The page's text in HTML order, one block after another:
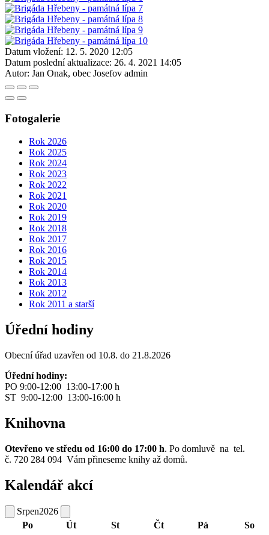
Datum vložení: 12. 5. 2020 12:05
Datum poslední aktualizace: 26. 4. 2021 14:05
Autor: Jan Onak, obec Josefov admin
Fotogalerie
Rok 2026
Rok 2025
Rok 2024
Rok 2023
Rok 2022
Rok 2021
Rok 2020
Rok 2019
Rok 2018
Rok 2017
Rok 2016
Rok 2015
Rok 2014
Rok 2013
Rok 2012
Rok 2011 a starší
Úřední hodiny
Obecní úřad uzavřen od 10.8. do 21.8.2026
Úřední hodiny:
PO 9:00-12:00 13:00-17:00 h
ST 9:00-12:00 13:00-16:00 h
Knihovna
Otevřeno ve středu od 16:00 do 17:00 h. Po domluvě na tel.
č. 720 284 094 Vám přineseme knihy až domů.
Kalendář akcí
Srpen2026
Po
Út St Čt Pá
So